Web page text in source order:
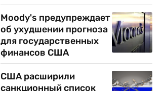
Moody's предупреждает
об ухудшении прогноза
для государственных
финансов США
США расширили
санкционный список